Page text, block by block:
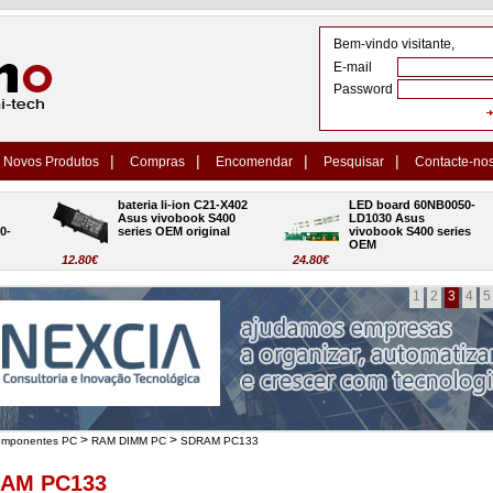
Bem-vindo visitante,
E-mail
Password
Novos Produtos | Compras | Encomendar | Pesquisar | Contacte-
12.80€
bateria li-ion C21-X402
Asus vivobook S400
series OEM original
24.80€
LED board 60NB0050-
LD1030 Asus
vivobook S400 series
OEM
1 2 3 4 5
PC > RAM DIMM PC > SDRAM PC133
PC133